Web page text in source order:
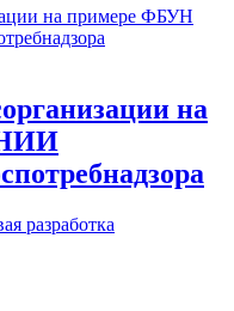
на